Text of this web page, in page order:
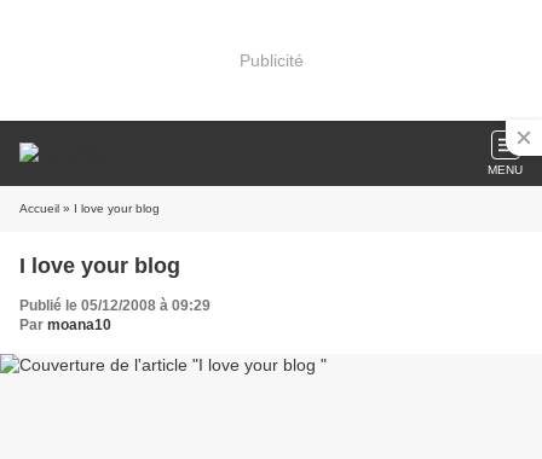
Publicité
MENU
Accueil » I love your blog
I love your blog
Publié le 05/12/2008 à 09:29
Par moana10